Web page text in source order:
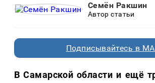
Семён Ракшин
Автор статьи
Подписывайтесь в
В Самарской области и ещё